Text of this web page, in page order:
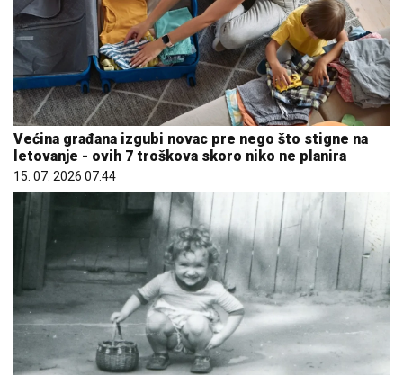
Većina građana izgubi novac pre nego što stigne na
letovanje - ovih 7 troškova skoro niko ne planira
15. 07. 2026 07:44